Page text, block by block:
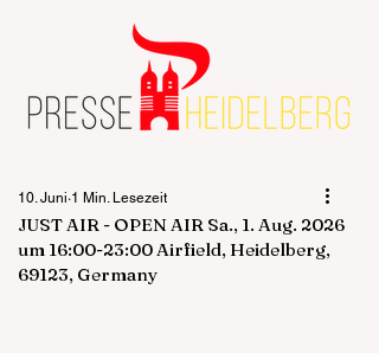
JUST AIR - OPEN AIR Sa., 1. Aug. 2026
um 16:00-23:00 Airfield, Heidelberg,
69123, Germany
10. Juni 1 Min. Lesezeit